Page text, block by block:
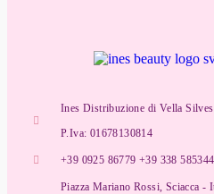
Ines Distribuzione di Vella
P.Iva: 01678130814
+39 0925 86779 +39 338
Piazza Mariano Rossi, Sciacca -